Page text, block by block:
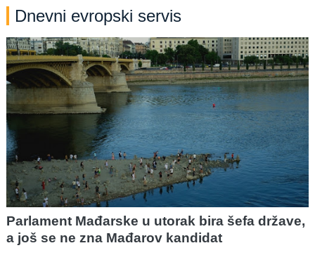
Dnevni evropski servis
Parlament Mađarske u utorak bira šefa države,
a još se ne zna Mađarov kandidat